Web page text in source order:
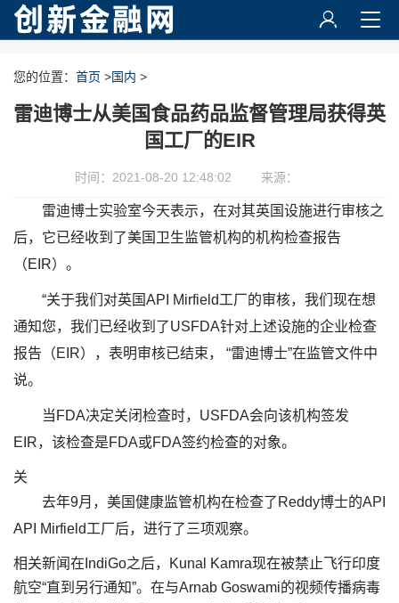
您的位置： 首页 >国内 >
雷迪博士从美国食品药品监督管理局获得英
国工厂的EIR
时间：2021-08-20 12:48:02 来源：
雷迪博士实验室今天表示，在对其英国设施进行审核之
后，它已经收到了美国卫生监管机构的机构检查报告
（EIR）。
“关于我们对英国API Mirfield工厂的审核，我们现在想
通知您，我们已经收到了USFDA针对上述设施的企业检查
报告（EIR），表明审核已结束， “雷迪博士”在监管文件中
说。
当FDA决定关闭检查时，USFDA会向该机构签发
EIR，该检查是FDA或FDA签约检查的对象。
关
去年9月，美国健康监管机构在检查了Reddy博士的API
API Mirfield工厂后，进行了三项观察。
相关新闻在IndiGo之后，Kunal Kamra现在被禁止飞行印度
航空“直到另行通知”。在与Arnab Goswami的视频传播病毒